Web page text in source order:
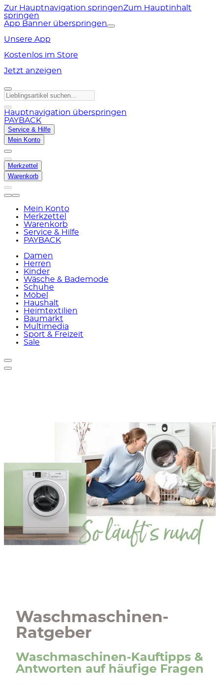
Zur Hauptnavigation springenZum Hauptinhalt
springen
App Banner überspringen
Unsere App
Kostenlos im Store
Jetzt anzeigen
Hauptnavigation überspringen
PAYBACK
Service & Hilfe
Mein Konto
Merkzettel
Warenkorb
Mein Konto
Merkzettel
Warenkorb
Service & Hilfe
PAYBACK
Damen
Herren
Kinder
Wäsche & Bademode
Schuhe
Möbel
Haushalt
Heimtextilien
Baumarkt
Multimedia
Sport & Freizeit
Sale
Waschmaschinen-
Ratgeber
Waschmaschinen-Kauftipps &
Antworten auf häufige Fragen